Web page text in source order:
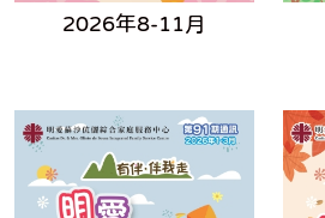
2026年8-11月